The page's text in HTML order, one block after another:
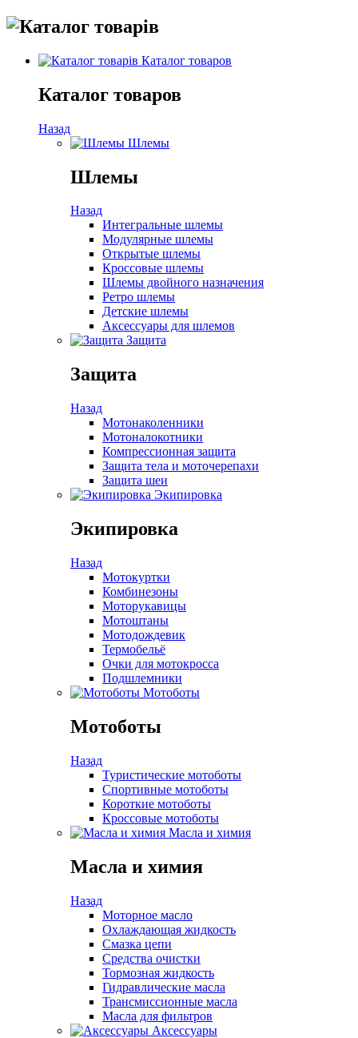
Каталог товаров
Каталог товаров
Назад
Шлемы
Шлемы
Назад
Интегральные шлемы
Модулярные шлемы
Открытые шлемы
Кроссовые шлемы
Шлемы двойного назначения
Ретро шлемы
Детские шлемы
Аксессуары для шлемов
Защита
Защита
Назад
Мотонаколенники
Мотоналокотники
Компрессионная защита
Защита тела и моточерепахи
Защита шеи
Экипировка
Экипировка
Назад
Мотокуртки
Комбинезоны
Моторукавицы
Мотоштаны
Мотодождевик
Термобельё
Очки для мотокросса
Подшлемники
Мотоботы
Мотоботы
Назад
Туристические мотоботы
Спортивные мотоботы
Короткие мотоботы
Кроссовые мотоботы
Масла и химия
Масла и химия
Назад
Моторное масло
Охлаждающая жидкость
Смазка цепи
Средства очистки
Тормозная жидкость
Гидравлические масла
Трансмиссионные масла
Масла для фильтров
Аксессуары